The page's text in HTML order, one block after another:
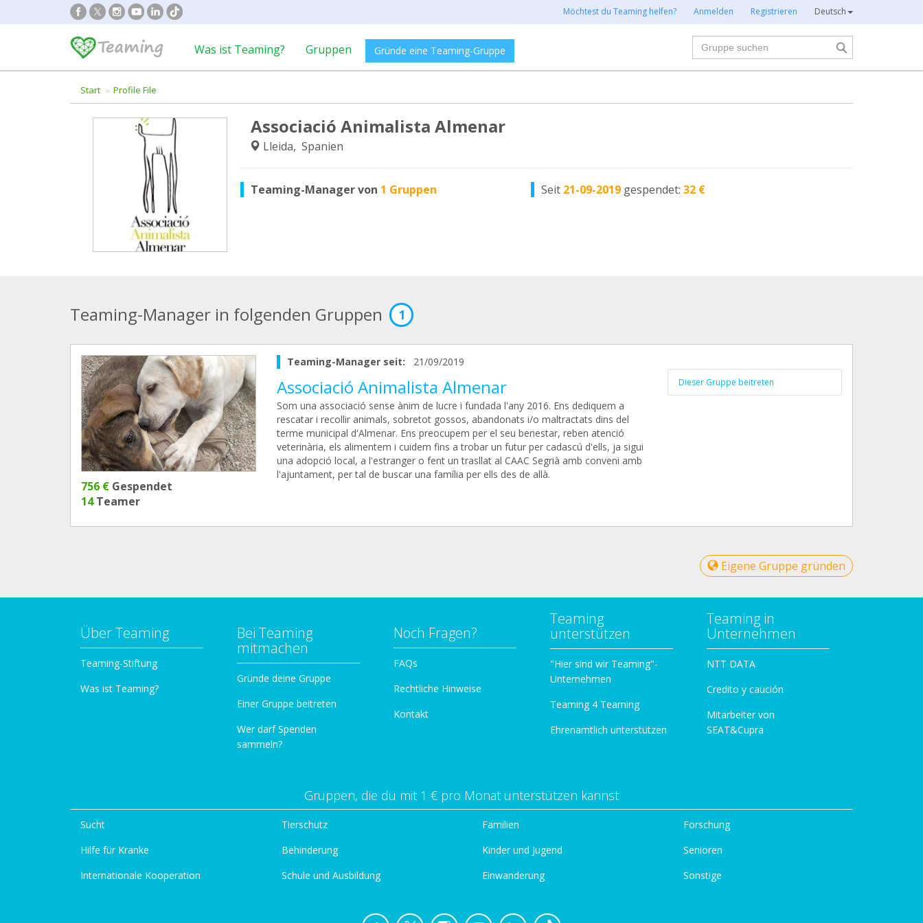
Möchtest du Teaming helfen? Anmelden Registrieren Deutsch
Was ist Teaming? Gruppen Gründe eine Teaming-Gruppe
Suche
Start Profile File
Associació Animalista Almenar
Lleida, Spanien
Teaming-Manager von 1 Gruppen Seit 21-09-2019 gespendet:32 €
Teaming-Manager in folgenden Gruppen 1
756 € Gespendet
14Teamer
Teaming-Manager seit: 21/09/2019
Associació Animalista Almenar
Som una associació sense ànim de lucre i fundada l'any 2016. Ens dediquem a
rescatar i recollir animals, sobretot gossos, abandonats i/o maltractats dins del
terme municipal d'Almenar. Ens preocupem per el seu benestar, reben atenció
veterinària, els alimentem i cuidem fins a trobar un futur per cadascú d'ells, ja sigui
una adopció local, a l'estranger o fent un trasllat al CAAC Segrià amb conveni amb
l'ajuntament, per tal de buscar una família per ells des de allà.
Dieser Gruppe beitreten
Eigene Gruppe gründen
Über Teaming
Teaming-Stiftung
Was ist Teaming?
Bei Teaming
mitmachen
Gründe deine Gruppe
Einer Gruppe beitreten
Wer darf Spenden
sammeln?
Noch Fragen?
FAQs
Rechtliche Hinweise
Kontakt
Teaming
unterstützen
"Hier sind wir Teaming"-
Unternehmen
Teaming 4 Teaming
Ehrenamtlich unterstützen
Teaming in
Unternehmen
NTT DATA
Credito y caución
Mitarbeiter von
SEAT&Cupra
Gruppen, die du mit 1 € pro Monat unterstützen kannst
Sucht
Hilfe für Kranke
Internationale Kooperation
Tierschutz
Behinderung
Schule und Ausbildung
Familien
Kinder und Jugend
Einwanderung
Forschung
Senioren
Sonstige